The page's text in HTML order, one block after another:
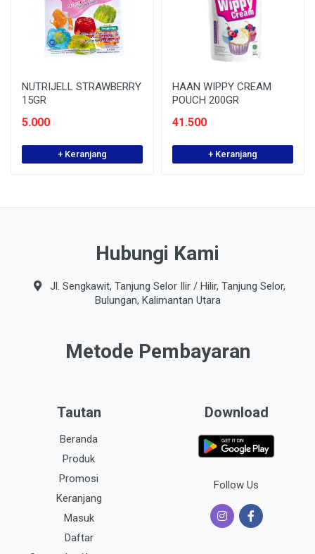
NUTRIJELL STRAWBERRY
15GR
5.000
+ Keranjang
HAAN WIPPY CREAM
POUCH 200GR
41.500
+ Keranjang
Hubungi Kami
Jl. Sengkawit, Tanjung Selor Ilir / Hilir, Tanjung Selor,
Bulungan, Kalimantan Utara
Metode Pembayaran
Tautan
Beranda
Produk
Promosi
Keranjang
Masuk
Daftar
Download
Follow Us